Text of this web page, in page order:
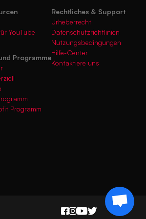
YouTube
Programme
Programm
Rechtliches & Support
Urheberrecht
Datenschutzrichtlinien
Nutzungsbedingungen
Hilfe-Center
Kontaktiere uns